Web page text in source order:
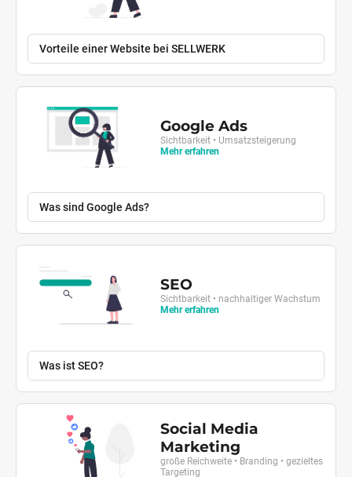
Vorteile einer Website bei SELLWERK
Google Ads
Sichtbarkeit • Umsatzsteigerung
Mehr erfahren
Was sind Google Ads?
SEO
Sichtbarkeit • nachhaltiger Wachstum
Mehr erfahren
Was ist SEO?
Social Media
Marketing
große Reichweite • Branding • gezieltes
Targeting